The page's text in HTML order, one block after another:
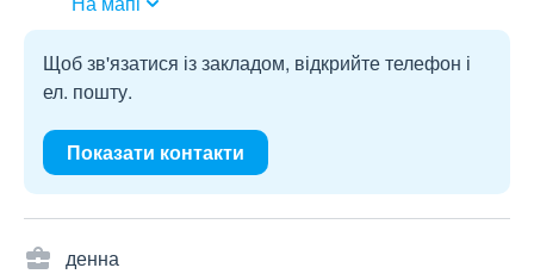
Щоб зв'язатися із закладом, відкрийте телефон і
ел. пошту.
Показати контакти
денна